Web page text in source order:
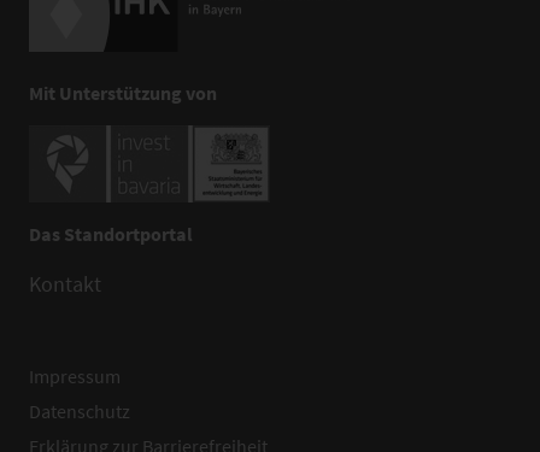
Mit Unterstützung von
Das Standortportal
Kontakt
Impressum
Datenschutz
Erklärung zur Barrierefreiheit